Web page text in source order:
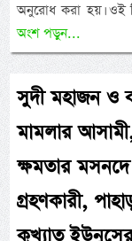
অনুরোধ করা হয়। ওই
অংশ পড়ুন...
সুদী মহাজন ও
মামলার আসামী,
ক্ষমতার
গ্রহণকারী,